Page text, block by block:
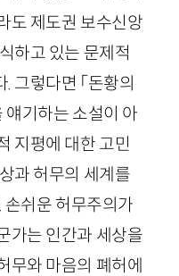
도 제도권 보수신앙
하고 있는 문제적
그렇다면 「돈황의
얘기하는 소설이 아
지평에 대한 고민
과 허무의 세계를
손쉬운 허무주의가
가는 인간과 세상을
무와 마음의 폐허에